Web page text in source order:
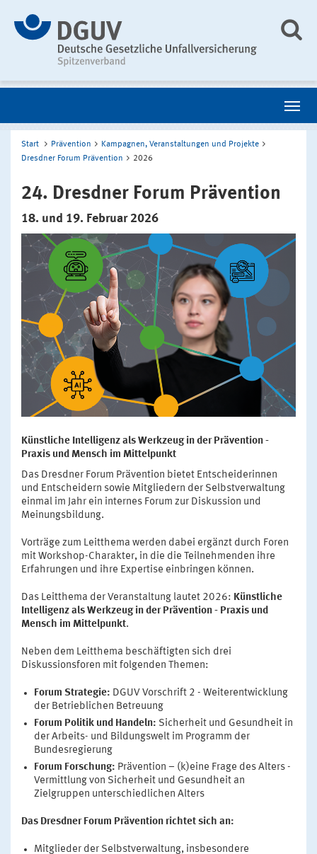
Start Prävention
Kampagnen, Veranstaltungen und Projekte
Dresdner Forum Prävention
2026
24. Dresdner Forum Prävention
18. und 19. Februar 2026
Künstliche Intelligenz als Werkzeug in der Prävention -
Praxis und Mensch im Mittelpunkt
Das Dresdner Forum Prävention bietet Entscheiderinnen
und Entscheidern sowie Mitgliedern der Selbstverwaltung
einmal im Jahr ein internes Forum zur Diskussion und
Meinungsbildung.
Vorträge zum Leitthema werden dabei ergänzt durch Foren
mit Workshop-Charakter, in die die Teilnehmenden ihre
Erfahrungen und ihre Expertise einbringen können.
Das Leitthema der Veranstaltung lautet 2026: Künstliche
Intelligenz als Werkzeug in der Prävention - Praxis und
Mensch im Mittelpunkt.
Neben dem Leitthema beschäftigten sich drei
Diskussionsforen mit folgenden Themen:
Forum Strategie: DGUV Vorschrift 2 - Weiterentwicklung
der Betrieblichen Betreuung
Forum Politik und Handeln: Sicherheit und Gesundheit in
der Arbeits- und Bildungswelt im Programm der
Bundesregierung
Forum Forschung: Prävention – (k)eine Frage des Alters -
Vermittlung von Sicherheit und Gesundheit an
Zielgruppen unterschiedlichen Alters
Das Dresdner Forum Prävention richtet sich an:
Mitglieder der Selbstverwaltung, insbesondere